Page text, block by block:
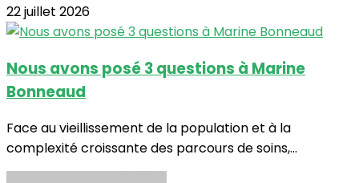
22 juillet 2026
Nous avons posé 3 questions à Marine
Bonneaud
Face au vieillissement de la population et à la
complexité croissante des parcours de soins,...